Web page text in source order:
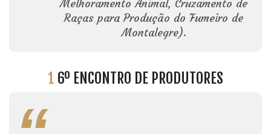
Melhoramento Animal, Cruzamento de
Raças para Produção do Fumeiro de
Montalegre).
1 6º ENCONTRO DE PRODUTORES